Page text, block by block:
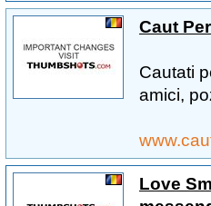
Caut
Cautati
amici,
Love